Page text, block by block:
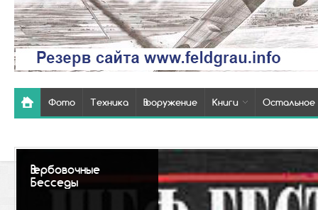
Фото Техника Вооружение Книги Остальное
Так выглядели
похоронки